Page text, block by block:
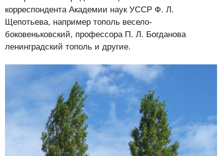
корреспондента Академии наук УССР Ф. Л.
Щепотьева, например тополь весело-
боковеньковский, профессора П. Л. Богданова
ленинградский тополь и другие.